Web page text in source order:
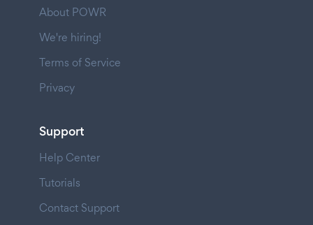
About POWR
We're hiring!
Terms of Service
Privacy
Support
Help Center
Tutorials
Contact Support